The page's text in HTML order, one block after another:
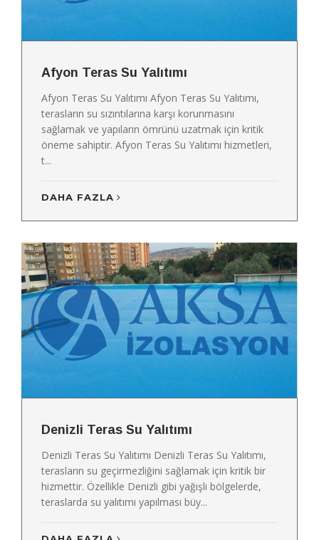
Afyon Teras Su Yalıtımı
Afyon Teras Su Yalıtımı Afyon Teras Su Yalıtımı,
terasların su sızıntılarına karşı korunmasını
sağlamak ve yapıların ömrünü uzatmak için kritik
öneme sahiptir. Afyon Teras Su Yalıtımı hizmetleri,
t...
DAHA FAZLA
Denizli Teras Su Yalıtımı
Denizli Teras Su Yalıtımı Denizli Teras Su Yalıtımı,
terasların su geçirmezliğini sağlamak için kritik bir
hizmettir. Özellikle Denizli gibi yağışlı bölgelerde,
teraslarda su yalıtımı yapılması büy...